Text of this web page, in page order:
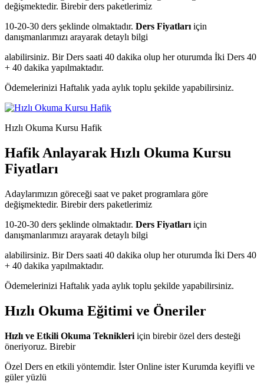
değişmektedir. Birebir ders paketlerimiz
10-20-30 ders şeklinde olmaktadır. Ders Fiyatları için
danışmanlarımızı arayarak detaylı bilgi
alabilirsiniz. Bir Ders saati 40 dakika olup her oturumda İki Ders 40
+ 40 dakika yapılmaktadır.
Ödemelerinizi Haftalık yada aylık toplu şekilde yapabilirsiniz.
Hızlı Okuma Kursu Hafik
Hafik Anlayarak Hızlı Okuma Kursu
Fiyatları
Adaylarımızın göreceği saat ve paket programlara göre
değişmektedir. Birebir ders paketlerimiz
10-20-30 ders şeklinde olmaktadır. Ders Fiyatları için
danışmanlarımızı arayarak detaylı bilgi
alabilirsiniz. Bir Ders saati 40 dakika olup her oturumda İki Ders 40
+ 40 dakika yapılmaktadır.
Ödemelerinizi Haftalık yada aylık toplu şekilde yapabilirsiniz.
Hızlı Okuma Eğitimi ve Öneriler
Hızlı ve Etkili Okuma Teknikleri için birebir özel ders desteği
öneriyoruz. Birebir
Özel Ders en etkili yöntemdir. İster Online ister Kurumda keyifli ve
güler yüzlü